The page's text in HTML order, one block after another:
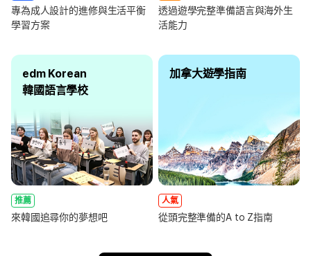
專為成人設計的進修與生活平衡
學習方案
透過遊學完整準備語言與海外生
活能力
edm Korean
韓國語言學校
推薦
來韓國追尋你的夢想吧
加拿大遊學指南
人氣
從頭完整準備的A to Z指南